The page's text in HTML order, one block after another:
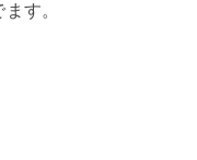
す。